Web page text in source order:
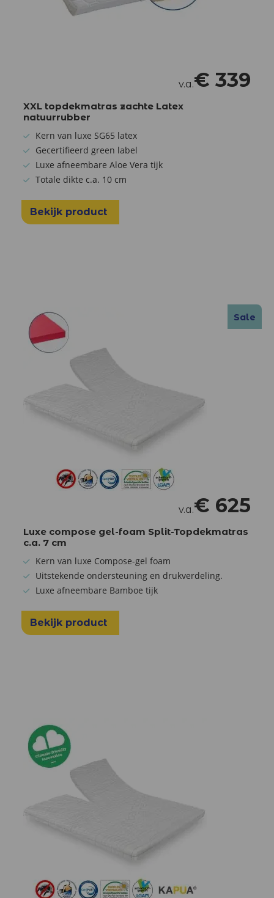
v.a.€ 339
XXL topdekmatras zachte Latex
natuurrubber
Kern van luxe SG65 latex
Gecertifieerd green label
Luxe afneembare Aloe Vera tijk
Totale dikte c.a. 10 cm
Bekijk product
Sale
v.a.€ 625
Luxe compose gel-foam Split-Topdekmatras
c.a. 7 cm
Kern van luxe Compose-gel foam
Uitstekende ondersteuning en drukverdeling.
Luxe afneembare Bamboe tijk
Bekijk product